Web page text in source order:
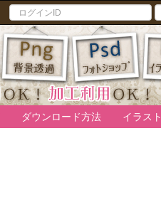
ダウンロード方法 イラス